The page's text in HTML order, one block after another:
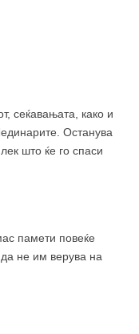
сеќавањата, како и
Останува
што ќе го спаси
памети повеќе
не им верува на